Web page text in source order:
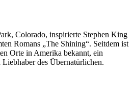
Colorado, inspirierte Stephen King
Romans „The Shining“. Seitdem ist
Orte in Amerika bekannt, ein
des Übernatürlichen.